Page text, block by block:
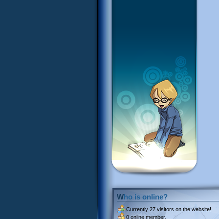
Who is online?
Currently 27 visitors on the website!
0 online member.